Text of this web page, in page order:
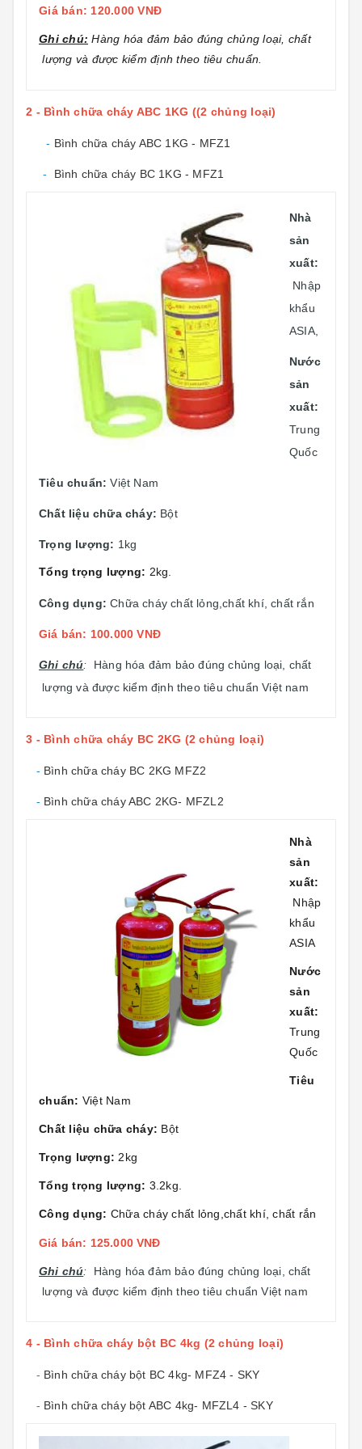
Giá bán: 120.000 VNĐ
Ghi chú: Hàng hóa đảm bảo đúng chủng loại, chất
lượng và được kiểm định theo tiêu chuẩn.
2 - Bình chữa cháy ABC 1KG ((2 chủng loại)
- Bình chữa cháy ABC 1KG - MFZ1
- Bình chữa cháy BC 1KG - MFZ1
Nhà
sản
xuất:
Nhập
khẩu
ASIA,
Nước
sản
xuất:
Trung
Quốc
Tiêu chuẩn: Việt Nam
Chất liệu chữa cháy: Bột
Trọng lượng: 1kg
Tổng trọng lượng: 2kg.
Công dụng:Chữa cháy chất lỏng,chất khí, chất rắn
Giá bán: 100.000 VNĐ
Ghi chú: Hàng hóa đảm bảo đúng chủng loại, chất
lượng và được kiểm định theo tiêu chuẩn Việt nam
3 - Bình chữa cháy BC 2KG (2 chủng loại)
- Bình chữa cháy BC 2KG MFZ2
- Bình chữa cháy ABC 2KG- MFZL2
Nhà
sản
xuất:
Nhập
khẩu
ASIA
Nước
sản
xuất:
Trung
Quốc
Tiêu
chuẩn: Việt Nam
Chất liệu chữa cháy: Bột
Trọng lượng: 2kg
Tổng trọng lượng: 3.2kg.
Công dụng: Chữa cháy chất lỏng,chất khí, chất rắn
Giá bán: 125.000 VNĐ
Ghi chú: Hàng hóa đảm bảo đúng chủng loại, chất
lượng và được kiểm định theo tiêu chuẩn Việt nam
4 - Bình chữa cháy bột BC 4kg (2 chủng loại)
- Bình chữa cháy bột BC 4kg- MFZ4 - SKY
- Bình chữa cháy bột ABC 4kg- MFZL4 - SKY